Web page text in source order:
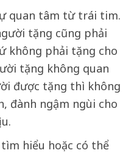
quan tâm từ trái tim.
tặng cũng phải
không phải tặng cho
tặng không quan
được tặng thì không
đành ngậm ngùi cho
hiểu hoặc có thể